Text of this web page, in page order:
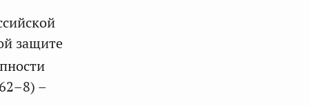
защите
–